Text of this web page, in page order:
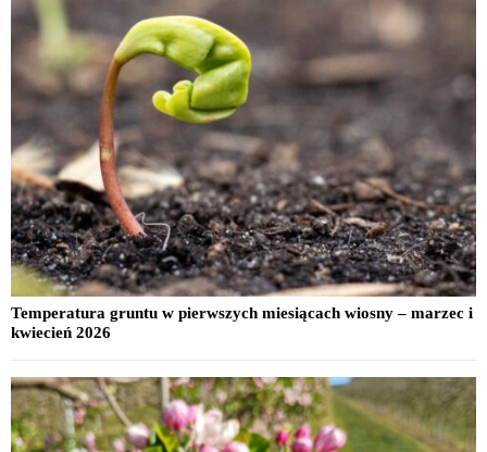
Temperatura gruntu w pierwszych miesiącach wiosny – marzec i
kwiecień 2026